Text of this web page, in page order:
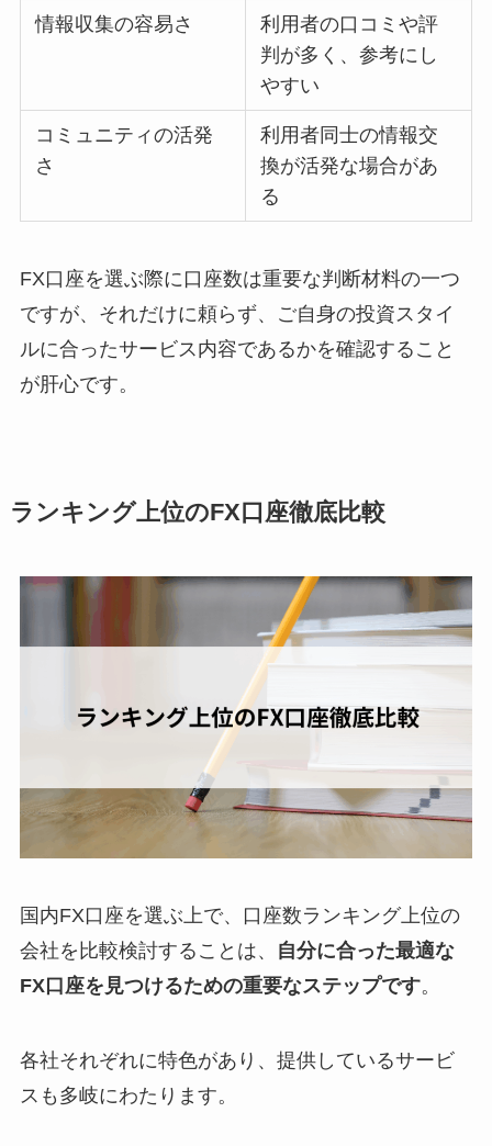
情報収集の容易さ
利用者の口コミや評
判が多く、参考にし
やすい
コミュニティの活発
さ
利用者同士の情報交
換が活発な場合があ
る
FX口座を選ぶ際に口座数は重要な判断材料の一つ
ですが、それだけに頼らず、ご自身の投資スタイ
ルに合ったサービス内容であるかを確認すること
が肝心です。
ランキング上位のFX口座徹底比較
国内FX口座を選ぶ上で、口座数ランキング上位の
会社を比較検討することは、
自分に合った最適な
FX口座を見つけるための重要なステップです。
各社それぞれに特色があり、提供しているサービ
スも多岐にわたります。